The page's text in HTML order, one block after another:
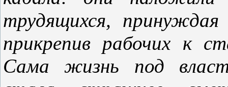
трудящихся,
прикрепив рабочих к
Сама жизнь под